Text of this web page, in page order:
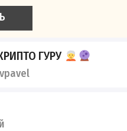
ГУРУ